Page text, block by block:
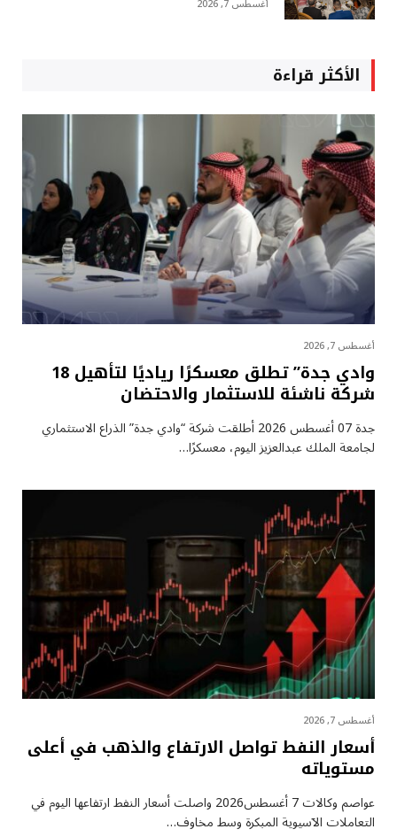
أغسطس 7, 2026
الأكثر قراءة
أغسطس 7, 2026
وادي جدة” تطلق معسكرًا رياديًا لتأهيل 18
شركة ناشئة للاستثمار والاحتضان
جدة 07 أغسطس 2026 أطلقت شركة “وادي جدة” الذراع الاستثماري
لجامعة الملك عبدالعزيز اليوم، معسكرًا…
أغسطس 7, 2026
أسعار النفط تواصل الارتفاع والذهب في أعلى
مستوياته
عواصم وكالات 7 أغسطس2026 واصلت أسعار ⁠النفط ارتفاعها اليوم في
التعاملات الآسيوية المبكرة وسط مخاوف…